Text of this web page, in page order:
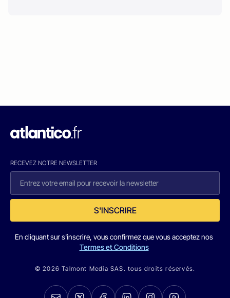
RECEVEZ NOTRE NEWSLETTER
S'INSCRIRE
En cliquant sur s'inscrire, vous confirmez que vous acceptez nos
Termes et Conditions
© 2026 Talmont Media SAS. tous droits réservés.